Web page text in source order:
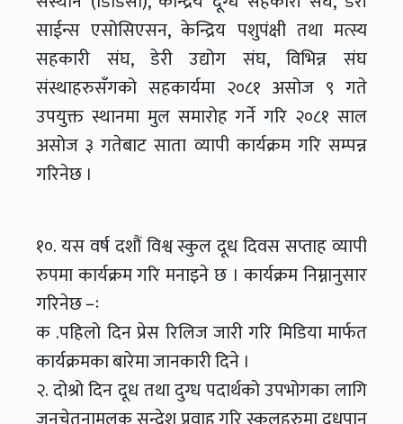
साईन्स एसोसिएसन, केन्द्रिय पशुपंक्षी तथा मत्स्य
सहकारी संघ, डेरी उद्योग संघ, विभिन्न संघ
संस्थाहरुसँगको सहकार्यमा २०८१ असोज ९ गते
उपयुक्त स्थानमा मुल समारोह गर्ने गरि २०८१ साल
असोज ३ गतेबाट साता व्यापी कार्यक्रम गरि सम्पन्न
गरिनेछ ।
१०. यस वर्ष दशौं विश्व स्कुल दूध दिवस सप्ताह व्यापी
रुपमा कार्यक्रम गरि मनाइने छ । कार्यक्रम निम्नानुसार
गरिनेछ –ः
क .पहिलो दिन प्रेस रिलिज जारी गरि मिडिया मार्फत
कार्यक्रमका बारेमा जानकारी दिने ।
२. दोश्रो दिन दूध तथा दुग्ध पदार्थको उपभोगका लागि